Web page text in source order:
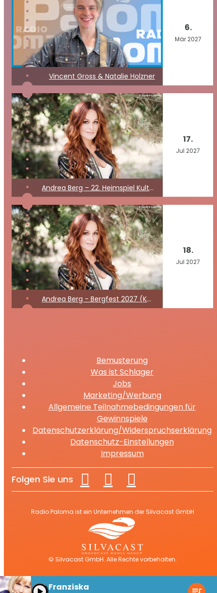
Vincent Gross & Natalie Holzner
6.
Mär 2027
Andrea Berg – 22. Heimspiel Kult Open Air 2027
17.
Jul 2027
Andrea Berg - Bergfest 2027 (Kein Konzert)
18.
Jul 2027
Bemusterung
Was ist Schlager
Jobs
Marketing/Werbung
Allgemeine Teilnahmebedingungen für
Gewinnspiele
Datenschutzerklärung/Widerspruchserklärung
Datenschutz-Einstellungen
Impressum
Folgen Sie uns
Radio Paloma ist ein Unternehmen der Silvacast GmbH
© Silvacast GmbH. Alle Rechte vorbehalten.
Franziska